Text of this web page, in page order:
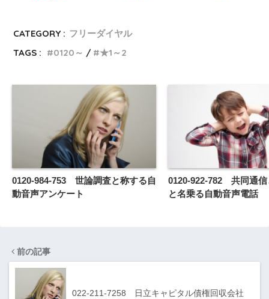
CATEGORY : フリーダイヤル
TAGS :
0120～ ★1～2
0120-984-753 世論調査と称する自
動音声アンケート
0120-922-782 共同通信
と名乗る自動音声電話
前の記事
022-211-7258 日立キャピタル債権回収会社